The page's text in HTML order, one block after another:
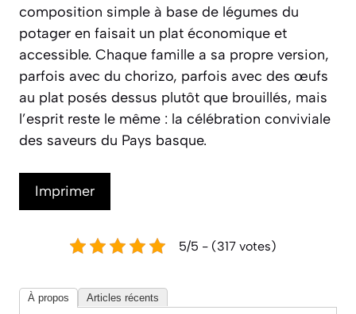
composition simple à base de légumes du
potager en faisait un plat économique et
accessible. Chaque famille a sa propre version,
parfois avec du chorizo, parfois avec des œufs
au plat posés dessus plutôt que brouillés, mais
l’esprit reste le même : la célébration conviviale
des saveurs du Pays basque.
Imprimer
5/5 - (317 votes)
À propos Articles récents